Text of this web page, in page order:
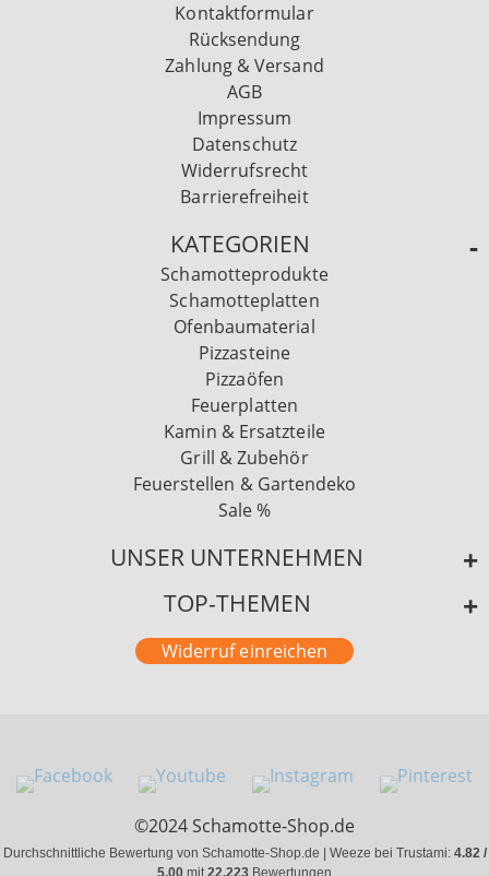
Kontaktformular
Rücksendung
Zahlung & Versand
AGB
Impressum
Datenschutz
Widerrufsrecht
Barrierefreiheit
KATEGORIEN
Schamotteprodukte
Schamotteplatten
Ofenbaumaterial
Pizzasteine
Pizzaöfen
Feuerplatten
Kamin & Ersatzteile
Grill & Zubehör
Feuerstellen & Gartendeko
Sale %
UNSER UNTERNEHMEN
TOP-THEMEN
Widerruf einreichen
©2024 Schamotte-Shop.de
Durchschnittliche Bewertung von Schamotte-Shop.de | Weeze bei Trustami: 4.82 /
5.00 mit 22.223 Bewertungen